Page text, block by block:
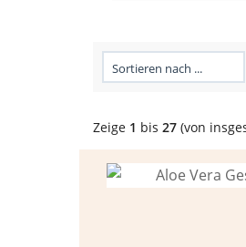
Zeige 1 bis 27 (von